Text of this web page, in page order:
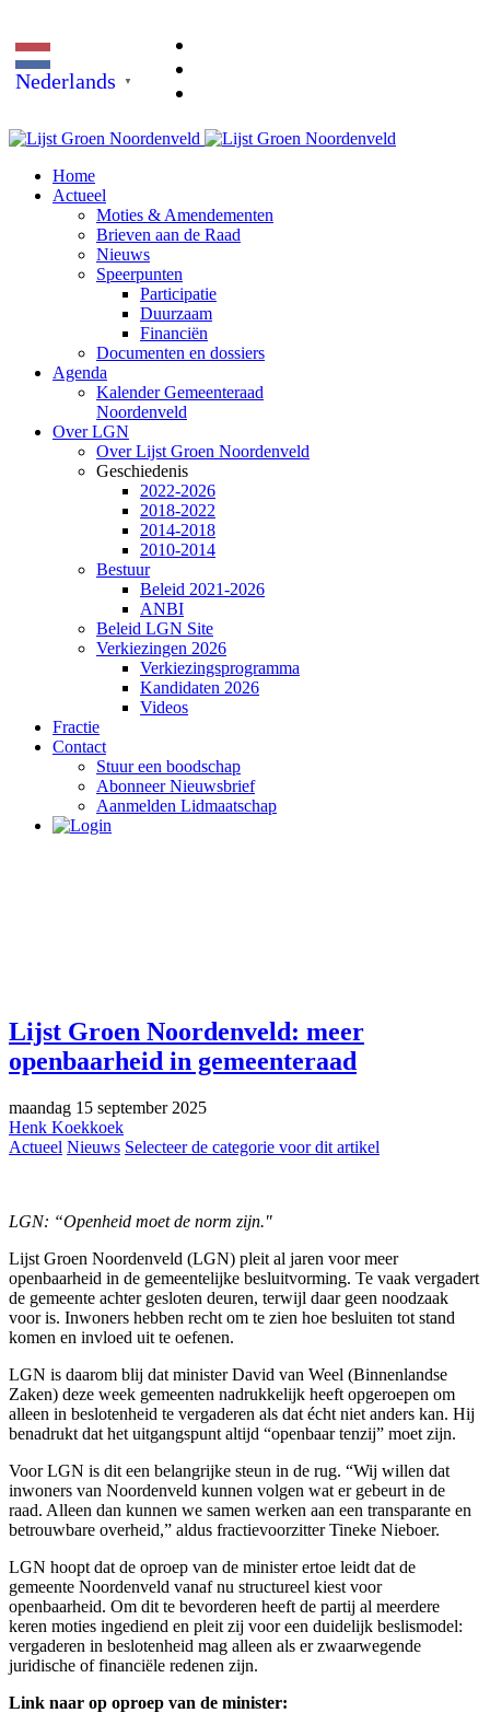
Nederlands ▼
Home
Actueel
Moties & Amendementen
Brieven aan de Raad
Nieuws
Speerpunten
Participatie
Duurzaam
Financiën
Documenten en dossiers
Agenda
Kalender Gemeenteraad
Noordenveld
Over LGN
Over Lijst Groen Noordenveld
Geschiedenis
2022-2026
2018-2022
2014-2018
2010-2014
Bestuur
Beleid 2021-2026
ANBI
Beleid LGN Site
Verkiezingen 2026
Verkiezingsprogramma
Kandidaten 2026
Videos
Fractie
Contact
Stuur een boodschap
Abonneer Nieuwsbrief
Aanmelden Lidmaatschap
Lijst Groen Noordenveld: meer
openbaarheid in gemeenteraad
maandag 15 september 2025
Henk Koekkoek
Actueel Nieuws Selecteer de categorie voor dit artikel
LGN: “Openheid moet de norm zijn."
Lijst Groen Noordenveld (LGN) pleit al jaren voor meer
openbaarheid in de gemeentelijke besluitvorming. Te vaak vergadert
de gemeente achter gesloten deuren, terwijl daar geen noodzaak
voor is. Inwoners hebben recht om te zien hoe besluiten tot stand
komen en invloed uit te oefenen.
LGN is daarom blij dat minister David van Weel (Binnenlandse
Zaken) deze week gemeenten nadrukkelijk heeft opgeroepen om
alleen in beslotenheid te vergaderen als dat écht niet anders kan. Hij
benadrukt dat het uitgangspunt altijd “openbaar tenzij” moet zijn.
Voor LGN is dit een belangrijke steun in de rug. “Wij willen dat
inwoners van Noordenveld kunnen volgen wat er gebeurt in de
raad. Alleen dan kunnen we samen werken aan een transparante en
betrouwbare overheid,” aldus fractievoorzitter Tineke Nieboer.
LGN hoopt dat de oproep van de minister ertoe leidt dat de
gemeente Noordenveld vanaf nu structureel kiest voor
openbaarheid. Om dit te bevorderen heeft de partij al meerdere
keren moties ingediend en pleit zij voor een duidelijk beslismodel:
vergaderen in beslotenheid mag alleen als er zwaarwegende
juridische of financiële redenen zijn.
Link naar op oproep van de minister: